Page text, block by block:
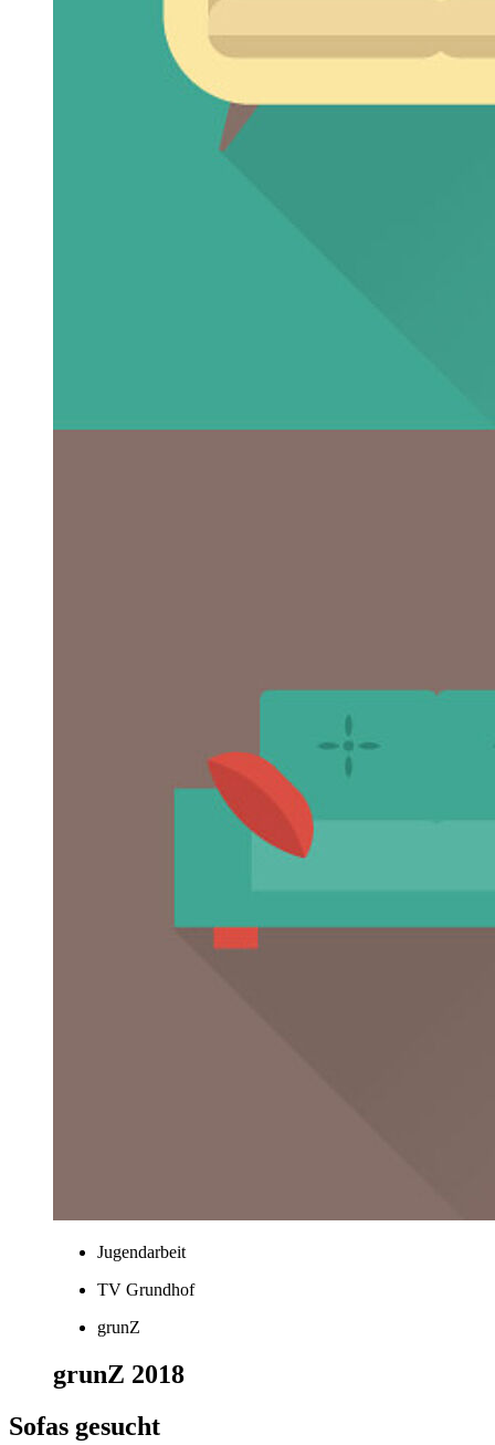
Jugendarbeit
TV Grundhof
grunZ
grunZ 2018
Sofas gesucht